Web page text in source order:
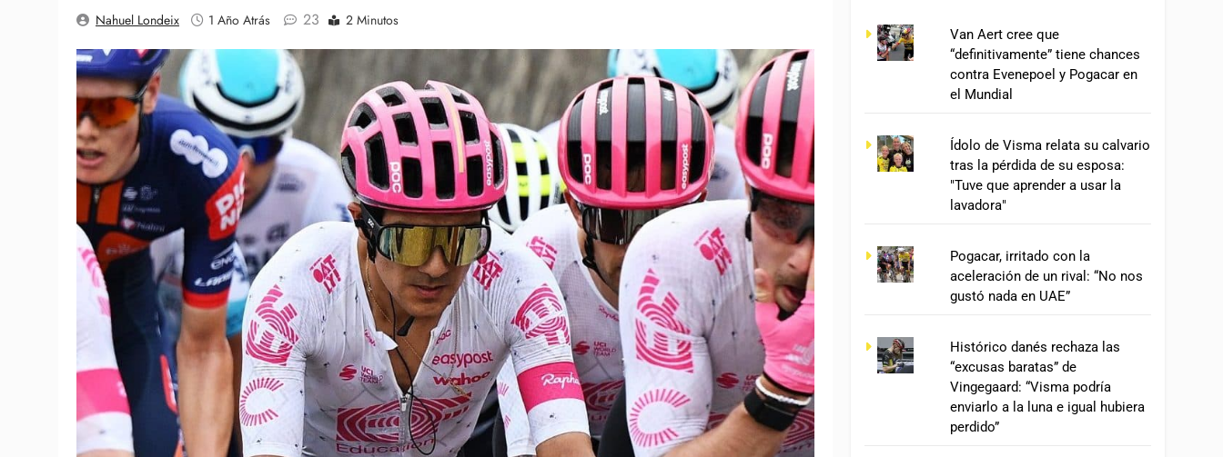
Nahuel Londeix 1 Año Atrás 23 2 Minutos
Van Aert cree que
“definitivamente” tiene chances
contra Evenepoel y Pogacar en
el Mundial
Ídolo de Visma relata su calvario
tras la pérdida de su esposa:
"Tuve que aprender a usar la
lavadora"
Pogacar, irritado con la
aceleración de un rival: “No nos
gustó nada en UAE”
Histórico danés rechaza las
“excusas baratas” de
Vingegaard: “Visma podría
enviarlo a la luna e igual hubiera
perdido”